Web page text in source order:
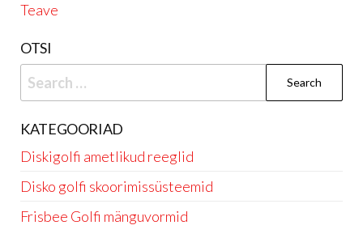
Teave
OTSI
Search
for:
KATEGOORIAD
Diskigolfi ametlikud reeglid
Disko golfi skoorimissüsteemid
Frisbee Golfi mänguvormid